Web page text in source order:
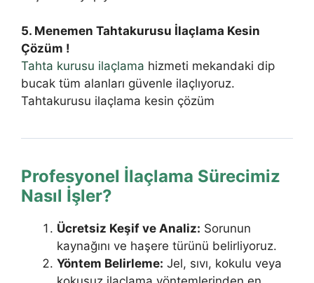
5. Menemen Tahtakurusu İlaçlama Kesin
Çözüm !
Tahta kurusu ilaçlama hizmeti mekandaki dip
bucak tüm alanları güvenle ilaçlıyoruz.
Tahtakurusu ilaçlama kesin çözüm
Profesyonel İlaçlama Sürecimiz
Nasıl İşler?
Ücretsiz Keşif ve Analiz: Sorunun
kaynağını ve haşere türünü belirliyoruz.
Yöntem Belirleme: Jel, sıvı, kokulu veya